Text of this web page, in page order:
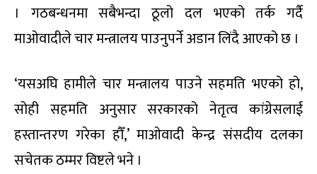
। गठबन्धनमा सबैभन्दा ठूलो दल भएको तर्क गर्दै
माओवादीले चार मन्त्रालय पाउनुपर्ने अडान लिंदै आएको छ ।
‘यसअघि हामीले चार मन्त्रालय पाउने सहमति भएको हो,
सोही सहमति अनुसार सरकारको नेतृत्व कांग्रेसलाई
हस्तान्तरण गरेका हौँ,’ माओवादी केन्द्र संसदीय दलका
सचेतक ठम्मर विष्टले भने ।